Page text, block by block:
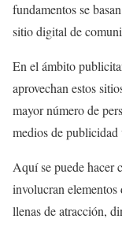
fundamentos se
sitio digital de
En el ámbito
aprovechan estos
mayor número de
medios de publicidad
Aquí se puede hacer
involucran elementos
llenas de atracción,